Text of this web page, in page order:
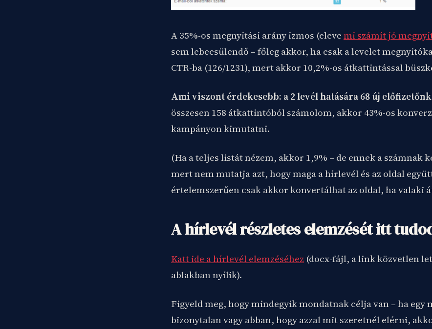
A 35%-os megnyitási arány izmos (elevemi számít jó
sem lebecsülendő – főleg akkor, ha csak a levelet
CTR-ba (126/1231), mert akkor 10,2%-os átkattintással
Ami viszont érdekesebb: a 2 levél hatására 68 új
összesen 158 átkattintóból számolom, akkor 43%-os
kampányon kimutatni.
(Ha a teljes listát nézem, akkor 1,9% – de ennek a számnak
mert nem mutatja azt, hogy maga a hírlevél és az oldal
értelemszerűen csak akkor konvertálhat az oldal, ha valaki
A hírlevél részletes elemzését itt
Katt ide a hírlevél elemzéséhez (docx-fájl, a link közvetlen
ablakban nyílik).
Figyeld meg, hogy mindegyik mondatnak célja van – ha egy
bizonytalan vagy abban, hogy azzal mit szeretnél elérni,